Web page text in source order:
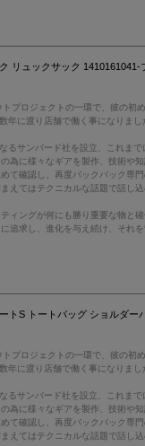
リュックサック 1410161041-
プロジェクトの一環で、彼の
年に渡り店舗で働く事になりまし
るサンバード社を設立、これま
為に様々なギアを製作、技術
て確認し、再度バックパック
えてはテクニカルな話題で話し
ィングが何にも勝り重要な物
追求し、進化を与え続け、それ
トS トートバッグ ショルダー
プロジェクトの一環で、彼の
年に渡り店舗で働く事になりまし
るサンバード社を設立、これま
為に様々なギアを製作、技術
て確認し、再度バックパック
えてはテクニカルな話題で話し